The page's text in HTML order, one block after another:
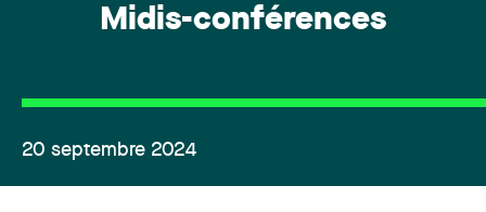
Midis-conférences
20 septembre 2024